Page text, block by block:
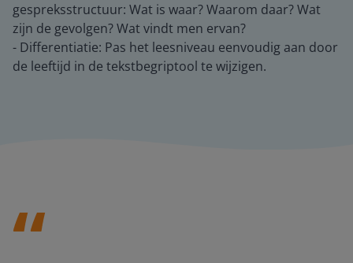
gespreksstructuur: Wat is waar? Waarom daar? Wat
zijn de gevolgen? Wat vindt men ervan?
- Differentiatie: Pas het leesniveau eenvoudig aan door
de leeftijd in de tekstbegriptool te wijzigen.